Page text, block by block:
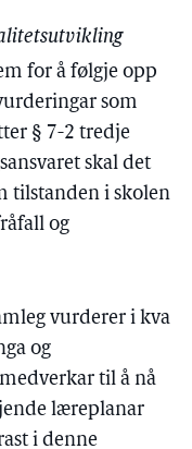
for å følgje opp
som
§ 7-2 tredje
skal det
tilstanden i skolen
og
vurderer i kva
og
til å nå
læreplanar
i denne